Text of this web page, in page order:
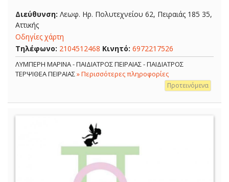
Διεύθυνση: Λεωφ. Ηρ. Πολυτεχνείου 62, Πειραιάς 185 35,
Αττικής
Οδηγίες χάρτη
Τηλέφωνο: 2104512468 Κινητό: 6972217526
ΛΥΜΠΕΡΗ ΜΑΡΙΝΑ - ΠΑΙΔΙΑΤΡΟΣ ΠΕΙΡΑΙΑΣ - ΠΑΙΔΙΑΤΡΟΣ
ΤΕΡΨΙΘΕΑ ΠΕΙΡΑΙΑΣ» Περισσότερες πληροφορίες
Προτεινόμενα